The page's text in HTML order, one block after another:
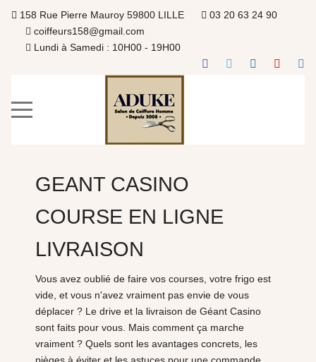
158 Rue Pierre Mauroy 59800 LILLE
03 20 63 24 90
coiffeurs158@gmail.com
Lundi à Samedi : 10H00 - 19H00
GEANT CASINO
COURSE EN LIGNE
LIVRAISON
Vous avez oublié de faire vos courses, votre frigo est
vide, et vous n'avez vraiment pas envie de vous
déplacer ? Le drive et la livraison de Géant Casino
sont faits pour vous. Mais comment ça marche
vraiment ? Quels sont les avantages concrets, les